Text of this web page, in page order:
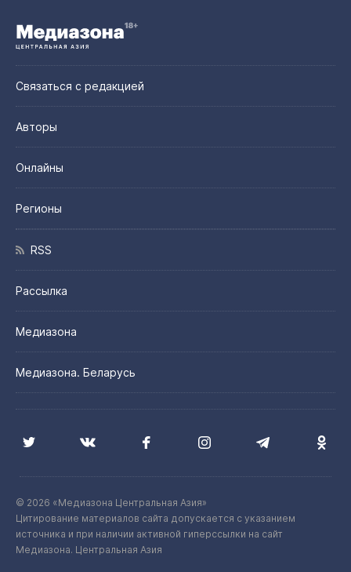
Связаться с редакцией
Авторы
Онлайны
Регионы
RSS
Рассылка
Медиазона
Медиазона. Беларусь
© 2026 «Медиазона Центральная Азия»
Цитирование материалов сайта допускается с указанием
источника и при наличии активной гиперссылки на сайт
Медиазона. Центральная Азия